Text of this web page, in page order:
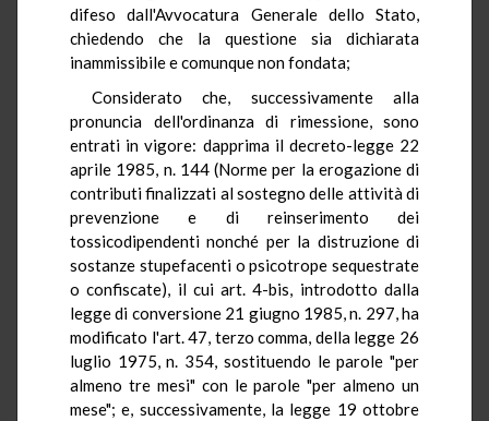
difeso dall'Avvocatura Generale dello Stato,
chiedendo che la questione sia dichiarata
inammissibile e comunque non fondata;
Considerato che, successivamente alla
pronuncia dell'ordinanza di rimessione, sono
entrati in vigore: dapprima il decreto-legge 22
aprile 1985, n. 144 (Norme per la erogazione di
contributi finalizzati al sostegno delle attività di
prevenzione e di reinserimento dei
tossicodipendenti nonché per la distruzione di
sostanze stupefacenti o psicotrope sequestrate
o confiscate), il cui art. 4-bis, introdotto dalla
legge di conversione 21 giugno 1985, n. 297, ha
modificato l'art. 47, terzo comma, della legge 26
luglio 1975, n. 354, sostituendo le parole "per
almeno tre mesi" con le parole "per almeno un
mese"; e, successivamente, la legge 19 ottobre